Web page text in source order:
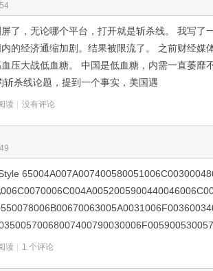
了，无论哪个平台，打开就是斩杀线。 我写了
的经济通缩加剧。结果被限流了。 之前财经媒
压大战低血糖。 中国是低血糖，内需一直萎靡
斩杀线论题，提到一个事实，美国遇
读 没有评论
读 1 个评论